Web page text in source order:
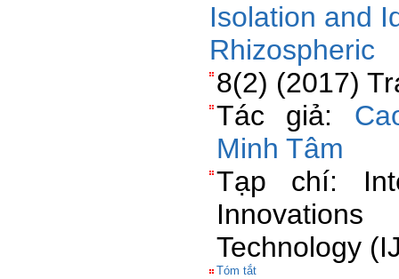
Isolation and
Rhizospheric
8(2) (2017)
Tác giả:
Minh Tâm
Tạp chí:
Technology
Tóm tắt